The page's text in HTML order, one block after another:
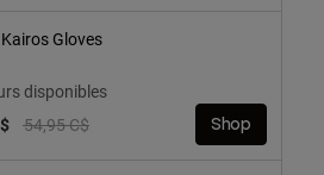
Gloves
disponibles
Price reduced from
54,95 C$to Shop